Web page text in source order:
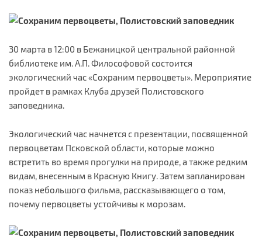
30 марта в 12:00 в Бежаницкой центральной районной
библиотеке им. А.П. Философовой состоится
экологический час «Сохраним первоцветы». Мероприятие
пройдет в рамках Клуба друзей Полистовского
заповедника.
Экологический час начнется с презентации, посвященной
первоцветам Псковской области, которые можно
встретить во время прогулки на природе, а также редким
видам, внесенным в Красную Книгу. Затем запланирован
показ небольшого фильма, рассказывающего о том,
почему первоцветы устойчивы к морозам.